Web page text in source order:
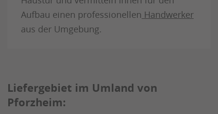
Aufbau einen professionellen Handwerker
aus der Umgebung.
Liefergebiet im Umland von
Pforzheim: